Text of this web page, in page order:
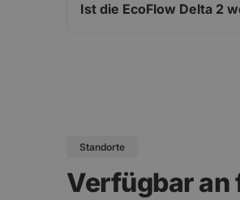
Ist die EcoFlow Delta 2
Standorte
Verfügbar an